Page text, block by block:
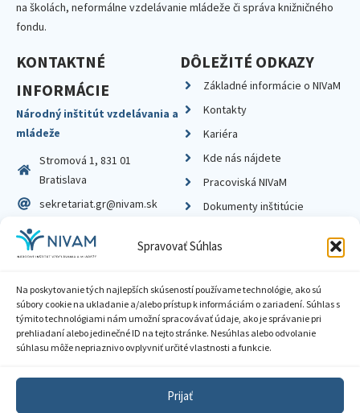
Spravovať Súhlas
Na poskytovanie tých najlepších skúseností používame technológie, ako sú
súbory cookie na ukladanie a/alebo prístup k informáciám o zariadení. Súhlas s
týmito technológiami nám umožní spracovávať údaje, ako je správanie pri
prehliadaní alebo jedinečné ID na tejto stránke. Nesúhlas alebo odvolanie
súhlasu môže nepriaznivo ovplyvniť určité vlastnosti a funkcie.
Prijať
na školách, neformálne vzdelávanie mládeže či správa knižničného
fondu.
KONTAKTNÉ
INFORMÁCIE
Národný inštitút vzdelávania a
mládeže
Stromová 1, 831 01
Bratislava
sekretariat.gr@nivam.sk
IČO: 00164348
DIČ: 2020798714
DÔLEŽITÉ ODKAZY
Základné informácie o NIVaM
Kontakty
Kariéra
Kde nás nájdete
Pracoviská NIVaM
Dokumenty inštitúcie
Zásady ochrany súkromia
Sprístupnenie informácií